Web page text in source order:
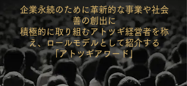
企業永続のために革新的な事業や社会
善の創出に
積極的に取り組むアトツギ経営者を称
え、ロールモデルとして紹介する
「アトツギアワード」